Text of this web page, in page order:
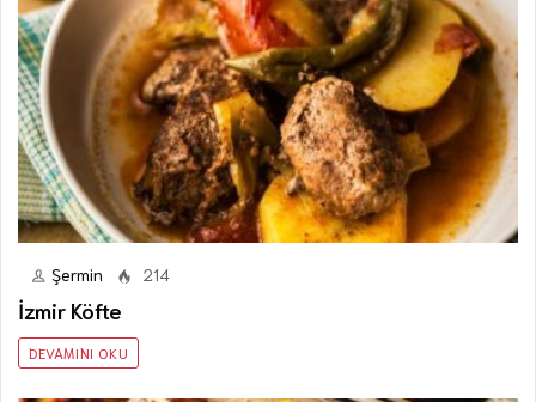
Şermin 214
İzmir Köfte
DEVAMINI OKU